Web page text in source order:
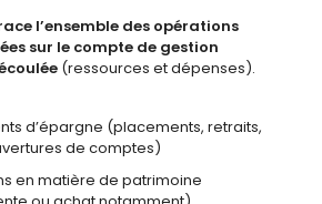
l’ensemble des opérations
sur le compte de gestion
(ressources et dépenses).
d’épargne (placements, retraits,
de comptes)
en matière de patrimoine